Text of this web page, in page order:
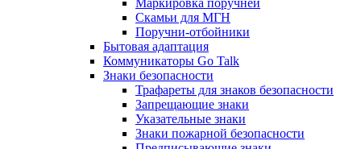
Маркировка поручней
Скамьи для МГН
Поручни-отбойники
Бытовая адаптация
Коммуникаторы Go Talk
Знаки безопасности
Трафареты для знаков безопасности
Запрещающие знаки
Указательные знаки
Знаки пожарной безопасности